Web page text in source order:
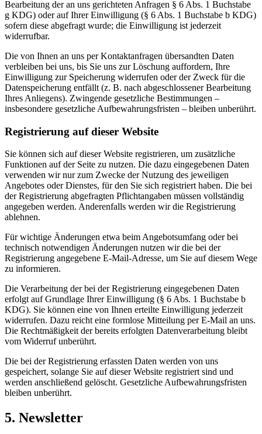
Bearbeitung der an uns gerichteten Anfragen § 6 Abs. 1 Buchstabe
g KDG) oder auf Ihrer Einwilligung (§ 6 Abs. 1 Buchstabe b KDG)
sofern diese abgefragt wurde; die Einwilligung ist jederzeit
widerrufbar.
Die von Ihnen an uns per Kontaktanfragen übersandten Daten
verbleiben bei uns, bis Sie uns zur Löschung auffordern, Ihre
Einwilligung zur Speicherung widerrufen oder der Zweck für die
Datenspeicherung entfällt (z. B. nach abgeschlossener Bearbeitung
Ihres Anliegens). Zwingende gesetzliche Bestimmungen –
insbesondere gesetzliche Aufbewahrungsfristen – bleiben unberührt.
Registrierung auf dieser Website
Sie können sich auf dieser Website registrieren, um zusätzliche
Funktionen auf der Seite zu nutzen. Die dazu eingegebenen Daten
verwenden wir nur zum Zwecke der Nutzung des jeweiligen
Angebotes oder Dienstes, für den Sie sich registriert haben. Die bei
der Registrierung abgefragten Pflichtangaben müssen vollständig
angegeben werden. Anderenfalls werden wir die Registrierung
ablehnen.
Für wichtige Änderungen etwa beim Angebotsumfang oder bei
technisch notwendigen Änderungen nutzen wir die bei der
Registrierung angegebene E-Mail-Adresse, um Sie auf diesem Wege
zu informieren.
Die Verarbeitung der bei der Registrierung eingegebenen Daten
erfolgt auf Grundlage Ihrer Einwilligung (§ 6 Abs. 1 Buchstabe b
KDG). Sie können eine von Ihnen erteilte Einwilligung jederzeit
widerrufen. Dazu reicht eine formlose Mitteilung per E-Mail an uns.
Die Rechtmäßigkeit der bereits erfolgten Datenverarbeitung bleibt
vom Widerruf unberührt.
Die bei der Registrierung erfassten Daten werden von uns
gespeichert, solange Sie auf dieser Website registriert sind und
werden anschließend gelöscht. Gesetzliche Aufbewahrungsfristen
bleiben unberührt.
5. Newsletter